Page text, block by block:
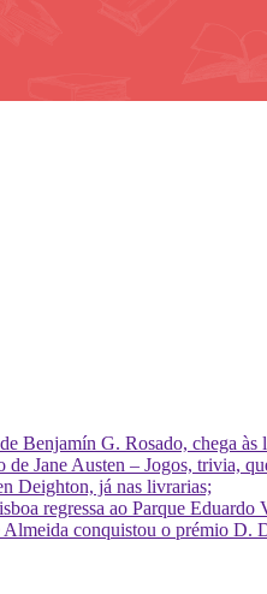
Benjamín G. Rosado, chega às
Jane Austen – Jogos, trivia,
Deighton, já nas livrarias;
regressa ao Parque
conquistou o prémio D.